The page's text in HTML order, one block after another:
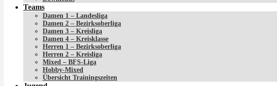
Teams
Damen 1 – Landesliga
Damen 2 – Bezirksoberliga
Damen 3 – Kreisliga
Damen 4 – Kreisklasse
Herren 1 – Bezirksoberliga
Herren 2 – Kreisliga
Mixed – BFS-Liga
Hobby-Mixed
Übersicht Trainingszeiten